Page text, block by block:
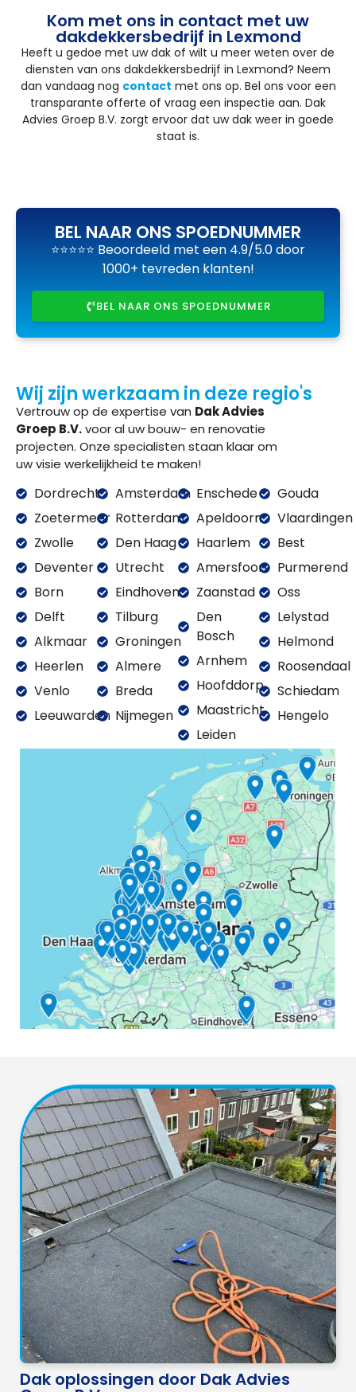
Kom met ons in contact met uw
dakdekkersbedrijf in Lexmond
Heeft u gedoe met uw dak of wilt u meer weten over de
diensten van ons dakdekkersbedrijf in Lexmond? Neem
dan vandaag nog contact met ons op. Bel ons voor een
transparante offerte of vraag een inspectie aan. Dak
Advies Groep B.V. zorgt ervoor dat uw dak weer in goede
staat is.
BEL NAAR ONS SPOEDNUMMER
⭐⭐⭐⭐⭐ Beoordeeld met een 4.9/5.0 door
1000+ tevreden klanten!
BEL NAAR ONS SPOEDNUMMER
Wij zijn werkzaam in deze regio's
Vertrouw op de expertise van Dak Advies
Groep B.V.voor al uw bouw- en renovatie
projecten. Onze specialisten staan klaar om
uw visie werkelijkheid te maken!
Dordrecht
Zoetermeer
Zwolle
Deventer
Born
Delft
Alkmaar
Heerlen
Venlo
Leeuwarden
Amsterdam
Rotterdam
Den Haag
Utrecht
Eindhoven
Tilburg
Groningen
Almere
Breda
Nijmegen
Enschede
Apeldoorn
Haarlem
Amersfoort
Zaanstad
Den
Bosch
Arnhem
Hoofddorp
Maastricht
Leiden
Gouda
Vlaardingen
Best
Purmerend
Oss
Lelystad
Helmond
Roosendaal
Schiedam
Hengelo
Dak oplossingen door Dak Advies